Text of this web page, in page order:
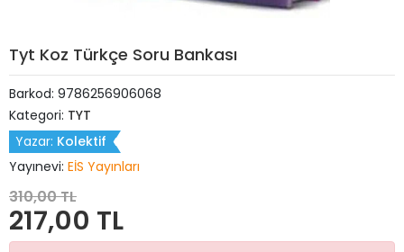
Tyt Koz Türkçe Soru Bankası
Barkod: 9786256906068
Kategori: TYT
Yazar: Kolektif
Yayınevi: EİS Yayınları
310,00 TL
217,00 TL